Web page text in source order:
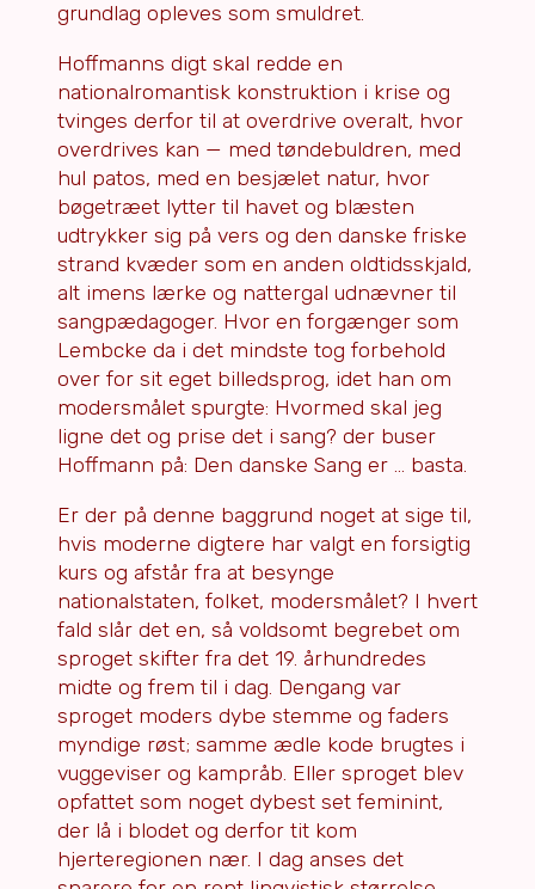
grundlag opleves som smuldret.
Hoffmanns digt skal redde en
nationalromantisk konstruktion i krise og
tvinges derfor til at overdrive overalt, hvor
overdrives kan — med tøndebuldren, med
hul patos, med en besjælet natur, hvor
bøgetræet lytter til havet og blæsten
udtrykker sig på vers og den danske friske
strand kvæder som en anden oldtidsskjald,
alt imens lærke og nattergal udnævner til
sangpædagoger. Hvor en forgænger som
Lembcke da i det mindste tog forbehold
over for sit eget billedsprog, idet han om
modersmålet spurgte: Hvormed skal jeg
ligne det og prise det i sang? der buser
Hoffmann på: Den danske Sang er … basta.
Er der på denne baggrund noget at sige til,
hvis moderne digtere har valgt en forsigtig
kurs og afstår fra at besynge
nationalstaten, folket, modersmålet? I hvert
fald slår det en, så voldsomt begrebet om
sproget skifter fra det 19. århundredes
midte og frem til i dag. Dengang var
sproget moders dybe stemme og faders
myndige røst; samme ædle kode brugtes i
vuggeviser og kampråb. Eller sproget blev
opfattet som noget dybest set feminint,
der lå i blodet og derfor tit kom
hjerteregionen nær. I dag anses det